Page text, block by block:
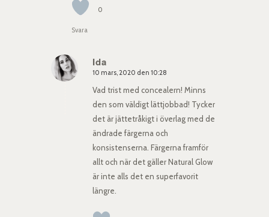
0
Svara
Ida
says:
10 mars, 2020 den 10:28
Vad trist med concealern! Minns
den som väldigt lättjobbad! Tycker
det är jättetråkigt i överlag med de
ändrade färgerna och
konsistenserna. Färgerna framför
allt och när det gäller Natural Glow
är inte alls det en superfavorit
längre.